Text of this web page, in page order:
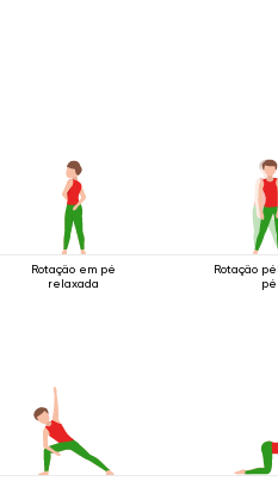
Rotação em pé
relaxada
Rotação
pé